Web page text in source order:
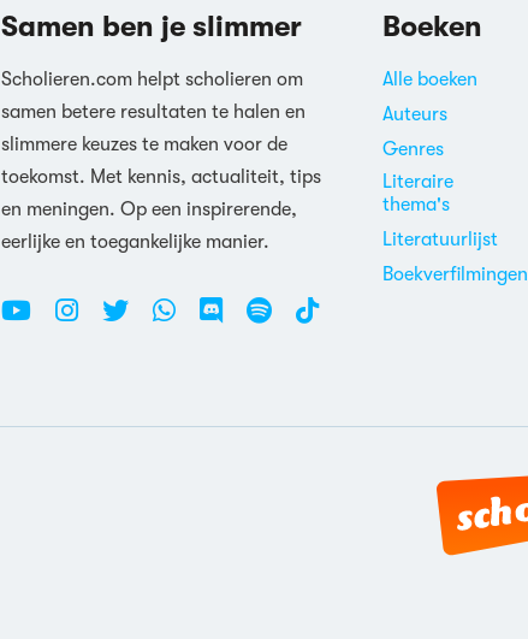
Samen ben je slimmer
Scholieren.com helpt scholieren om
samen betere resultaten te halen en
slimmere keuzes te maken voor de
toekomst. Met kennis, actualiteit, tips
en meningen. Op een inspirerende,
eerlijke en toegankelijke manier.
Boeken
Alle boeken
Auteurs
Genres
Literaire
thema's
Literatuurlijst
Boekverfilmingen